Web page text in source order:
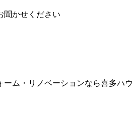
聞かせください
ム・リノベーションなら喜多ハウ